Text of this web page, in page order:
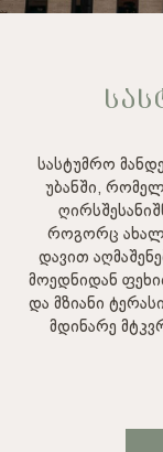
სასტუმრო
უბანში,
როგორც
დავით
მოედნიდან
და მზიანი
მდინარე